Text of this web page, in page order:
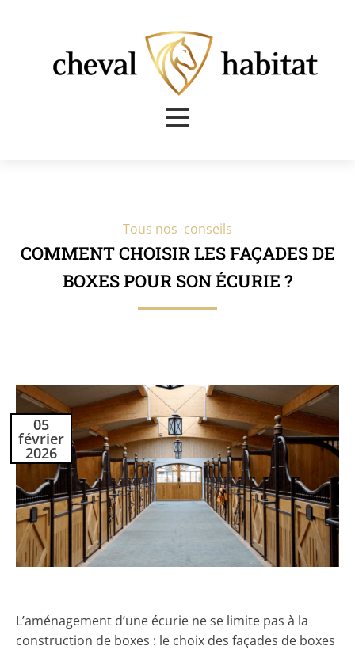
Tous nos conseils
COMMENT CHOISIR LES FAÇADES DE
BOXES POUR SON ÉCURIE ?
05
février
2026
L’aménagement d’une écurie ne se limite pas à la
construction de boxes : le choix des façades de boxes